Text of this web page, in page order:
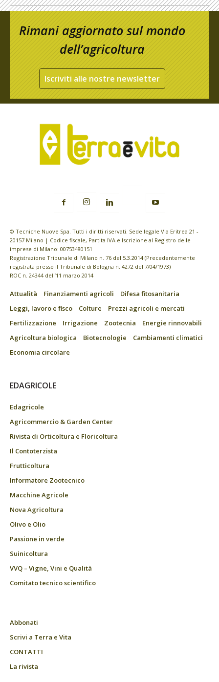
Rimani aggiornato sul mondo
dell’agricoltura
Iscriviti alle nostre newsletter
© Tecniche Nuove Spa. Tutti i diritti riservati. Sede legale Via Eritrea 21 -
20157 Milano | Codice fiscale, Partita IVA e Iscrizione al Registro delle
imprese di Milano: 00753480151
Registrazione Tribunale di Milano n. 76 del 5.3.2014 (Precedentemente
registrata presso il Tribunale di Bologna n. 4272 del 7/04/1973)
ROC n. 24344 dell’11 marzo 2014
Attualità Finanziamenti agricoli
Difesa fitosanitaria
Leggi, lavoro e fisco
Colture
Prezzi agricoli e mercati
Fertilizzazione
Irrigazione Zootecnia
Energie rinnovabili
Agricoltura biologica
Biotecnologie
Cambiamenti climatici
Economia circolare
EDAGRICOLE
Edagricole
Agricommercio & Garden Center
Rivista di Orticoltura e Floricoltura
Il Contoterzista
Frutticoltura
Informatore Zootecnico
Macchine Agricole
Nova Agricoltura
Olivo e Olio
Passione in verde
Suinicoltura
VVQ – Vigne, Vini e Qualità
Comitato tecnico scientifico
Abbonati
Scrivi a Terra e Vita
CONTATTI
La rivista